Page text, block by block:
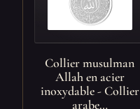
Collier musulman
Allah en acier
inoxydable - Collier
arabe…